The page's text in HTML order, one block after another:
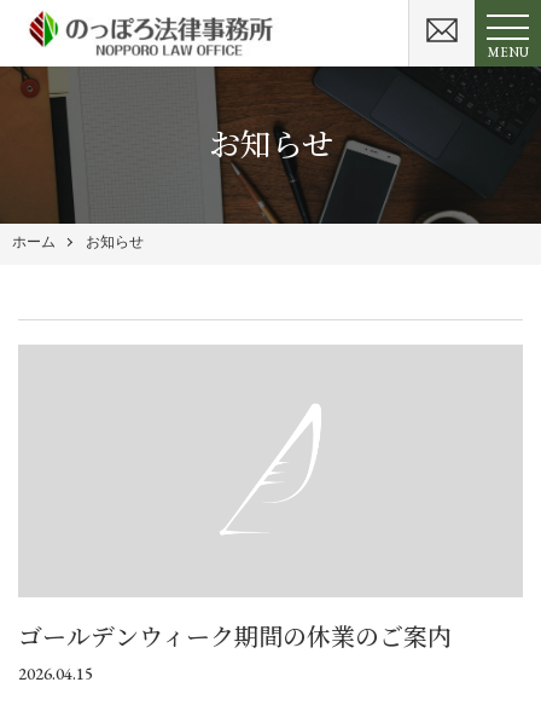
MENU
お知らせ
ホーム お知らせ
ゴールデンウィーク期間の休業のご案内
2026.04.15